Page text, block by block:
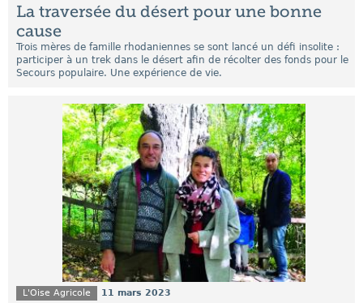
La traversée du désert pour une bonne
cause
Trois mères de famille rhodaniennes se sont lancé un défi insolite :
participer à un trek dans le désert afin de récolter des fonds pour le
Secours populaire. Une expérience de vie.
L'Oise Agricole 11 mars 2023